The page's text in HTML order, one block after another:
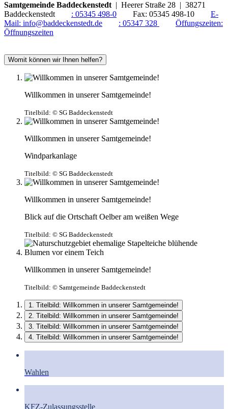
Samtgemeinde Baddeckenstedt | Heerer Straße 28 | 38271
Baddeckenstedt : 05345 498-0 Fax: 05345 498-10
E-
Mail: info@baddeckenstedt.de : 05347 328
Öffungszeiten:
Öffnungszeiten
Womit können wir Ihnen helfen?
Willkommen in unserer Samtgemeinde!
Titelbild: © SG Baddeckenstedt
Willkommen in unserer Samtgemeinde!
Windparkanlage
Titelbild: © SG Baddeckenstedt
Willkommen in unserer Samtgemeinde!
Blick auf die Ortschaft Oelber am weißen Wege
Titelbild: © SG Baddeckenstedt
Willkommen in unserer Samtgemeinde!
Titelbild: © Samtgemeinde Baddeckenstedt
1. Titelbild: Willkommen in unserer Samtgemeinde!
2. Titelbild: Willkommen in unserer Samtgemeinde!
3. Titelbild: Willkommen in unserer Samtgemeinde!
4. Titelbild: Willkommen in unserer Samtgemeinde!
Wahlen
KFZ-Zulassungsstelle